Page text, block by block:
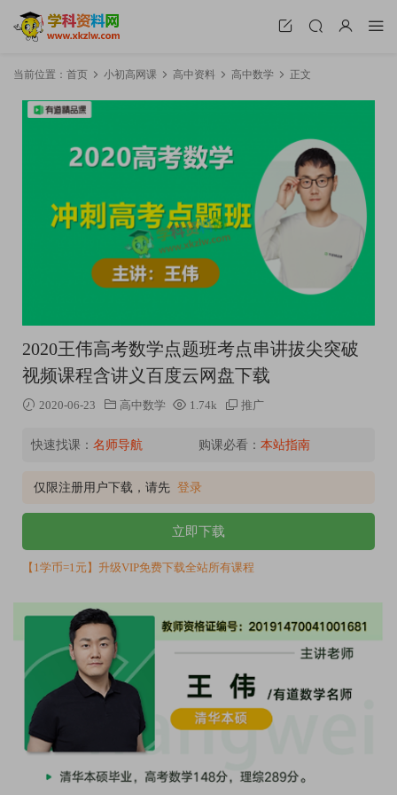
当前位置： 首页 小初高网课 高中资料 高中数学 正文
2020王伟高考数学点题班考点串讲拔尖突破
视频课程含讲义百度云网盘下载
2020-06-23 高中数学 1.74k 推广
快速找课： 名师导航 购课必看： 本站指南
仅限注册用户下载，请先 登录
立即下载
【1学币=1元】升级VIP免费下载全站所有课程